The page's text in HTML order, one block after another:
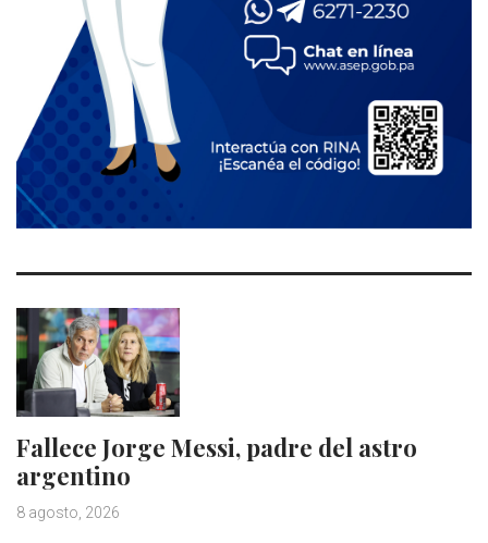
Fallece Jorge Messi, padre del astro
argentino
8 agosto, 2026